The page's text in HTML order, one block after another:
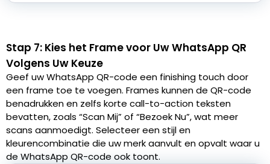
Stap 7: Kies het Frame voor Uw WhatsApp QR
Volgens Uw Keuze
Geef uw WhatsApp QR-code een finishing touch door
een frame toe te voegen. Frames kunnen de QR-code
benadrukken en zelfs korte call-to-action teksten
bevatten, zoals “Scan Mij” of “Bezoek Nu”, wat meer
scans aanmoedigt. Selecteer een stijl en
kleurencombinatie die uw merk aanvult en opvalt waar u
de WhatsApp QR-code ook toont.